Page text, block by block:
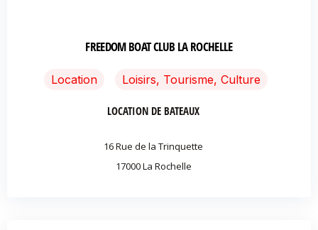
FREEDOM BOAT CLUB LA ROCHELLE
Location Loisirs, Tourisme, Culture
LOCATION DE BATEAUX
16 Rue de la Trinquette
17000 La Rochelle